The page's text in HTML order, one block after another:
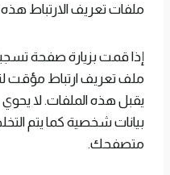
ملفات تعريف الارتباط
إذا قمت بزيارة صفحة
ملف تعريف ارتباط مؤقت
يقبل هذه الملفات. لا
بيانات شخصية كما يتم
متصفحك.